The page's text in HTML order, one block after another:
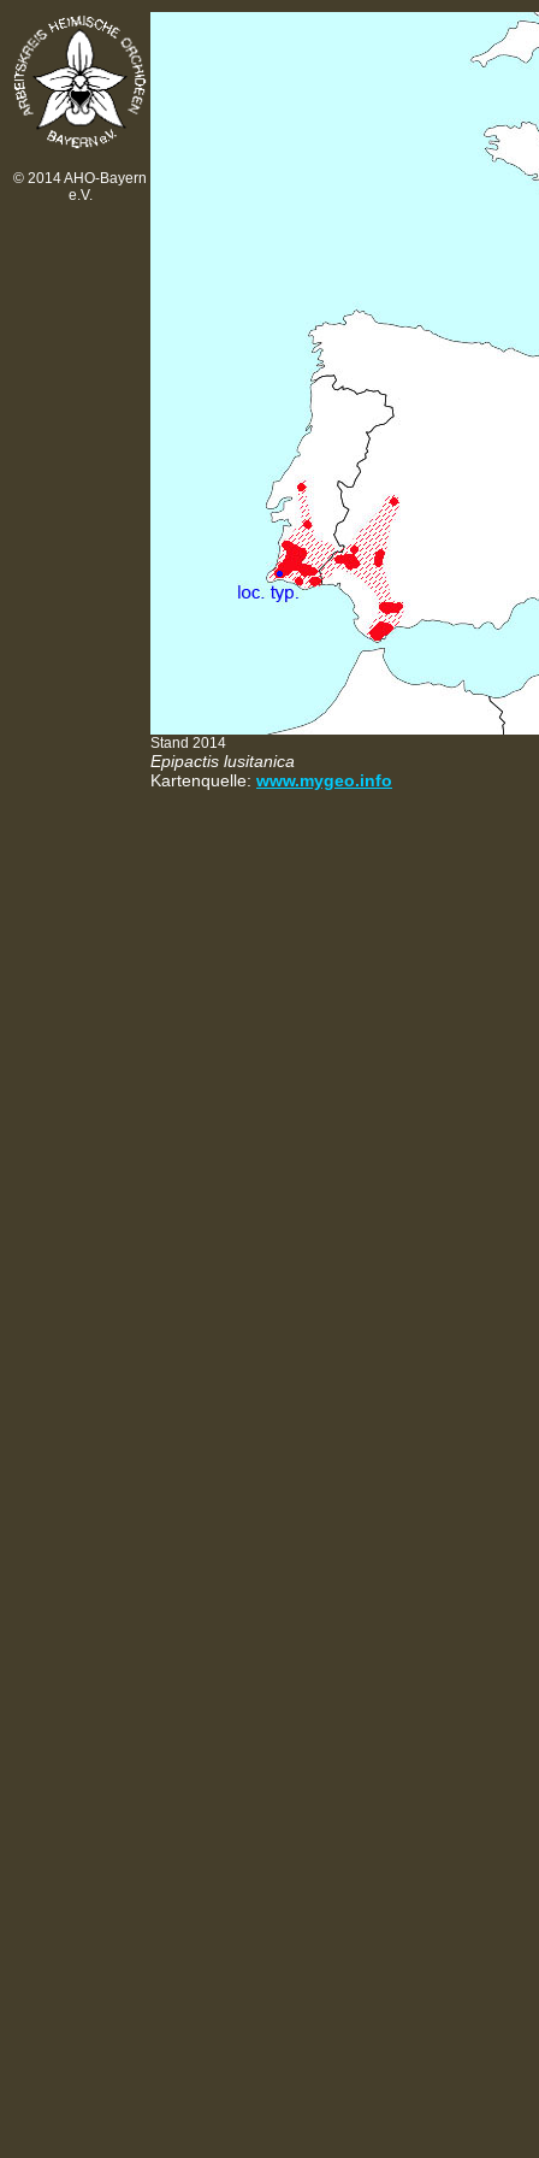
© 2014 AHO-Bayern
e.V.
Stand 2014
Epipactis lusitanica
Kartenquelle: www.mygeo.info